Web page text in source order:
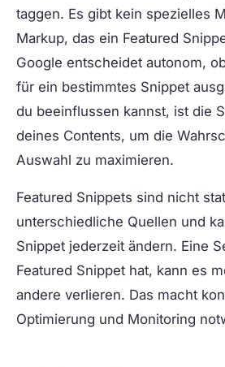
taggen. Es gibt kein spezielles
Markup, das ein Featured
Google entscheidet autonom,
für ein bestimmtes Snippet
du beeinflussen kannst, ist die
deines Contents, um die
Auswahl zu maximieren.
Featured Snippets sind nicht
unterschiedliche Quellen und
Snippet jederzeit ändern. Eine
Featured Snippet hat, kann es
andere verlieren. Das macht
Optimierung und Monitoring